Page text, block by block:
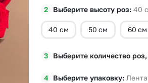
Insta букеты
Хиты продаж
Все категории
Выберите высоту роз 40
40 см 50 см 60 см
Выберите количество
Выберите упаковку Лента